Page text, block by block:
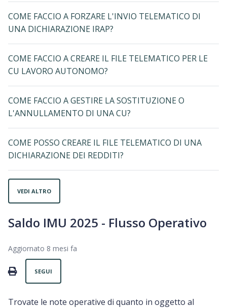
COME FACCIO A FORZARE L'INVIO TELEMATICO DI
UNA DICHIARAZIONE IRAP?
COME FACCIO A CREARE IL FILE TELEMATICO PER LE
CU LAVORO AUTONOMO?
COME FACCIO A GESTIRE LA SOSTITUZIONE O
L'ANNULLAMENTO DI UNA CU?
COME POSSO CREARE IL FILE TELEMATICO DI UNA
DICHIARAZIONE DEI REDDITI?
VEDI ALTRO
Saldo IMU 2025 - Flusso Operativo
Aggiornato 8 mesi fa
PRINT
SEGUI
Trovate le note operative di quanto in oggetto al